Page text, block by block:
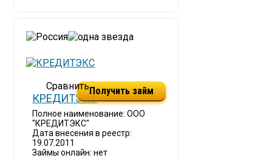
КРЕДИТЭКС
Полное наименование: ООО
"КРЕДИТЭКС"
Дата внесения в реестр:
19.07.2011
Займы онлайн: нет
Получить займ